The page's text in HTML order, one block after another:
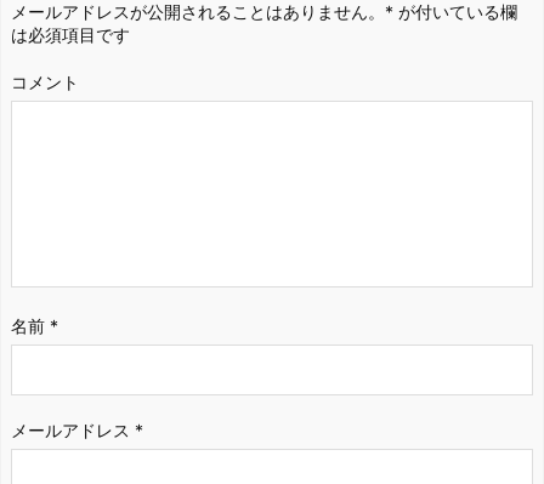
メールアドレスが公開されることはありません。 * が付いている欄
は必須項目です
コメント
名前 *
メールアドレス *